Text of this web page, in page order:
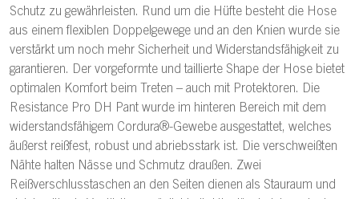
Schutz zu gewährleisten. Rund um die Hüfte besteht die Hose
aus einem flexiblen Doppelgewege und an den Knien wurde sie
verstärkt um noch mehr Sicherheit und Widerstandsfähigkeit zu
garantieren. Der vorgeformte und taillierte Shape der Hose bietet
optimalen Komfort beim Treten – auch mit Protektoren. Die
Resistance Pro DH Pant wurde im hinteren Bereich mit dem
widerstandsfähigem Cordura®-Gewebe ausgestattet, welches
äußerst reißfest, robust und abriebsstark ist. Die verschweißten
Nähte halten Nässe und Schmutz draußen. Zwei
Reißverschlusstaschen an den Seiten dienen als Stauraum und